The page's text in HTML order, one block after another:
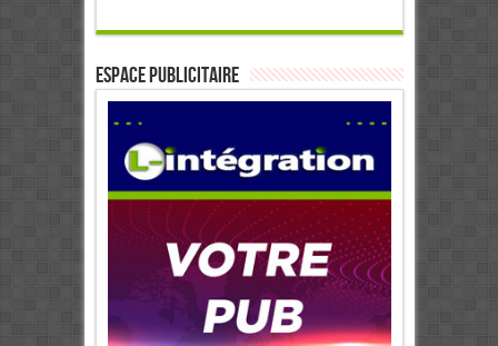
ESPACE PUBLICITAIRE